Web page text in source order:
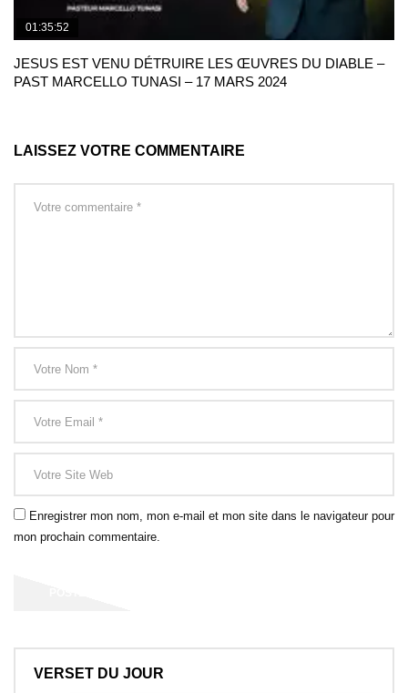
01:35:52
JESUS EST VENU DÉTRUIRE LES ŒUVRES DU DIABLE –
PAST MARCELLO TUNASI – 17 MARS 2024
LAISSEZ VOTRE COMMENTAIRE
Enregistrer mon nom, mon e-mail et mon site dans le navigateur pour
mon prochain commentaire.
VERSET DU JOUR